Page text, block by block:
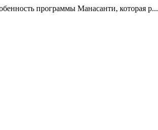
программы Манасанти, которая р...